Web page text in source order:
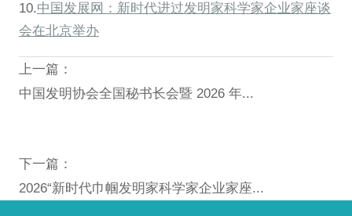
10.中国发展网：新时代进过发明家科学家企业家座谈
会在北京举办
上一篇：
中国发明协会全国秘书长会暨 2026 年...
下一篇：
2026“新时代巾帼发明家科学家企业家座...